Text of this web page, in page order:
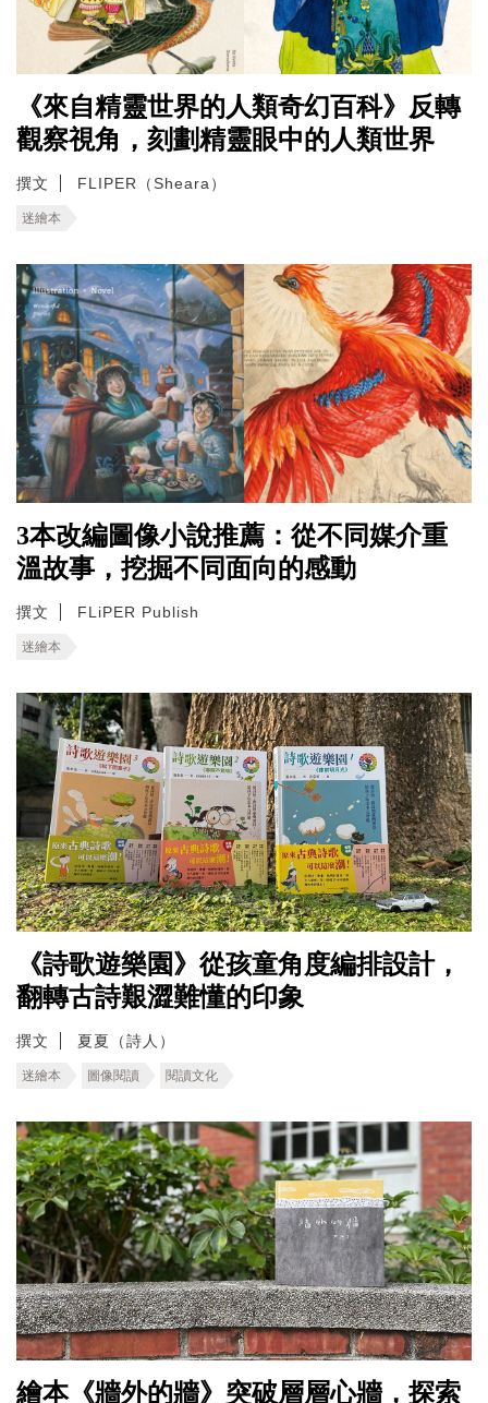
《來自精靈世界的人類奇幻百科》反轉
觀察視角，刻劃精靈眼中的人類世界
撰文 FLIPER（Sheara）
迷繪本
3本改編圖像小說推薦：從不同媒介重
溫故事，挖掘不同面向的感動
撰文 FLiPER Publish
迷繪本
《詩歌遊樂園》從孩童角度編排設計，
翻轉古詩艱澀難懂的印象
撰文 夏夏（詩人）
迷繪本 圖像閱讀 閱讀文化
繪本《牆外的牆》突破層層心牆，探索